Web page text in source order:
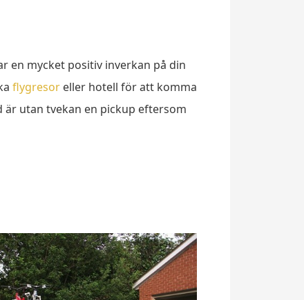
en mycket positiv inverkan på din
flygresor eller hotell för att komma
utan tvekan en pickup eftersom